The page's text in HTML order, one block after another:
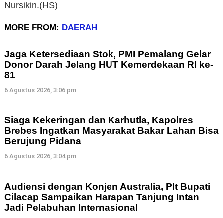
Nursikin.(HS)
MORE FROM: DAERAH
Jaga Ketersediaan Stok, PMI Pemalang Gelar
Donor Darah Jelang HUT Kemerdekaan RI ke-
81
6 Agustus 2026, 3:06 pm
Siaga Kekeringan dan Karhutla, Kapolres
Brebes Ingatkan Masyarakat Bakar Lahan Bisa
Berujung Pidana
6 Agustus 2026, 3:04 pm
Audiensi dengan Konjen Australia, Plt Bupati
Cilacap Sampaikan Harapan Tanjung Intan
Jadi Pelabuhan Internasional